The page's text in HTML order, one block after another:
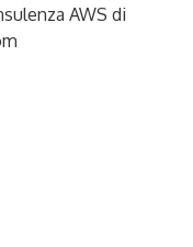
AWS di